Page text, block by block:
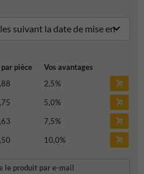
pièce
Vos avantages
2,5%
5,0%
7,5%
10,0%
le produit par e-mail